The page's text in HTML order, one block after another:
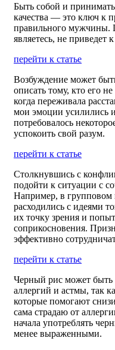
Быть собой и
качества — это ключ к
правильного мужчины.
являетесь, не приведет
перейти к статье
Возбуждение может
описать тому, кто его
когда переживала
мои эмоции усилились
потребовалось
успокоить свой разум.
перейти к статье
Столкнувшись с
подойти к ситуации с
Например, в групповом
расходились с идеями
их точку зрения и
соприкосновения.
эффективно
перейти к статье
Черный рис может быть
аллергий и астмы, так
которые помогают
сама страдаю от
начала употреблять
менее выраженными.